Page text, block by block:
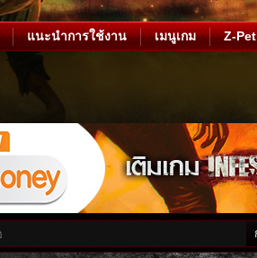
แนะนำการใช้งาน เมนูเกม Z-Pet